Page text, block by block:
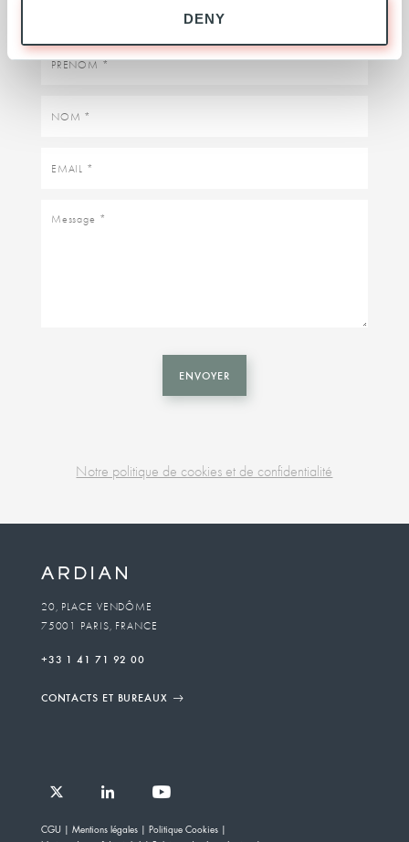
DENY
Prénom
Nom
Email
Message
ENVOYER
Notre politique de cookies et de confidentialité
unit
To
email
20, PLACE VENDÔME
75001 PARIS, FRANCE
+33 1 41 71 92 00
Ardian
Ardian
Ardian
on
CONTACTS ET BUREAUX
CGU Mentions légales
Politique Cookies